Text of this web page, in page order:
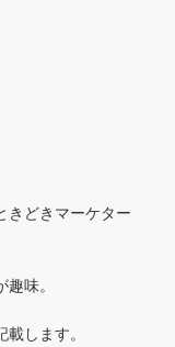
きどきマーケター
味。
します。